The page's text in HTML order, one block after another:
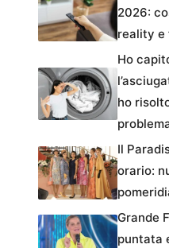
2026:
reality e
Ho
ho
Il
orario:
Grande
puntata